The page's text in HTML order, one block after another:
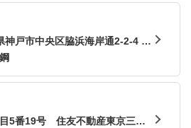
戸市中央区脇浜海岸通2-2-4 ■
区北品川5-9-12
5番19号 住友不動産東京三田